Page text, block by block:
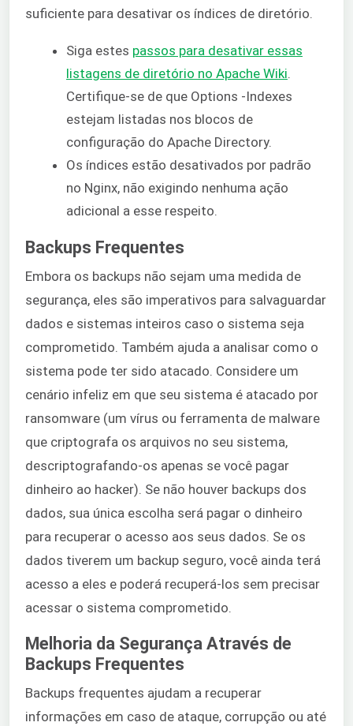
suficiente para desativar os índices de diretório.
Siga estes passos para desativar essas
listagens de diretório no Apache Wiki.
Certifique-se de que Options -Indexes
estejam listadas nos blocos de
configuração do Apache Directory.
Os índices estão desativados por padrão
no Nginx, não exigindo nenhuma ação
adicional a esse respeito.
Backups Frequentes
Embora os backups não sejam uma medida de
segurança, eles são imperativos para salvaguardar
dados e sistemas inteiros caso o sistema seja
comprometido. Também ajuda a analisar como o
sistema pode ter sido atacado. Considere um
cenário infeliz em que seu sistema é atacado por
ransomware (um vírus ou ferramenta de malware
que criptografa os arquivos no seu sistema,
descriptografando-os apenas se você pagar
dinheiro ao hacker). Se não houver backups dos
dados, sua única escolha será pagar o dinheiro
para recuperar o acesso aos seus dados. Se os
dados tiverem um backup seguro, você ainda terá
acesso a eles e poderá recuperá-los sem precisar
acessar o sistema comprometido.
Melhoria da Segurança Através de
Backups Frequentes
Backups frequentes ajudam a recuperar
informações em caso de ataque, corrupção ou até